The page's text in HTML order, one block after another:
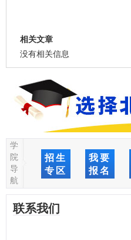
相关文章
没有相关信息
学
院
导
航
招生
专区
我要
报名
联系我们